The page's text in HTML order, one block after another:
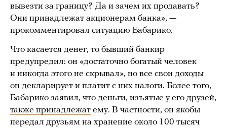
вывезти за границу? Да и зачем их продавать?
Они принадлежат акционерам банка», —
прокомментировал ситуацию Бабарико.
Что касается денег, то бывший банкир
предупредил: он «достаточно богатый человек
и никогда этого не скрывал», но все свои доходы
он декларирует и платит с них налоги. Более того,
Бабарико заявил, что деньги, изъятые у его друзей,
также принадлежат ему. В частности, он якобы
передал друзьям на хранение около 100 тысяч